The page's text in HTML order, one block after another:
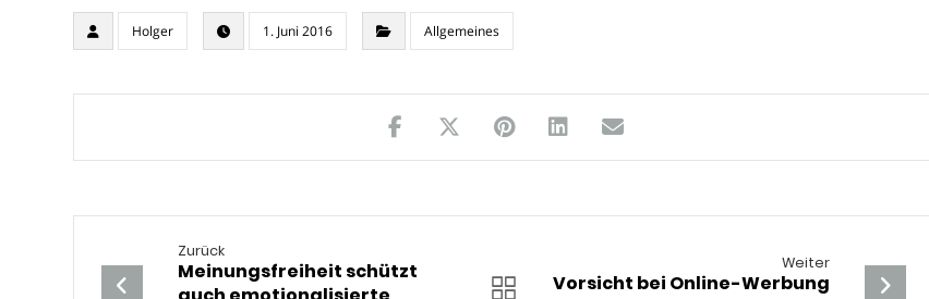
Holger 1. Juni 2016 Allgemeines
Zurück
Meinungsfreiheit schützt
Weiter
Vorsicht bei Online-Werbung